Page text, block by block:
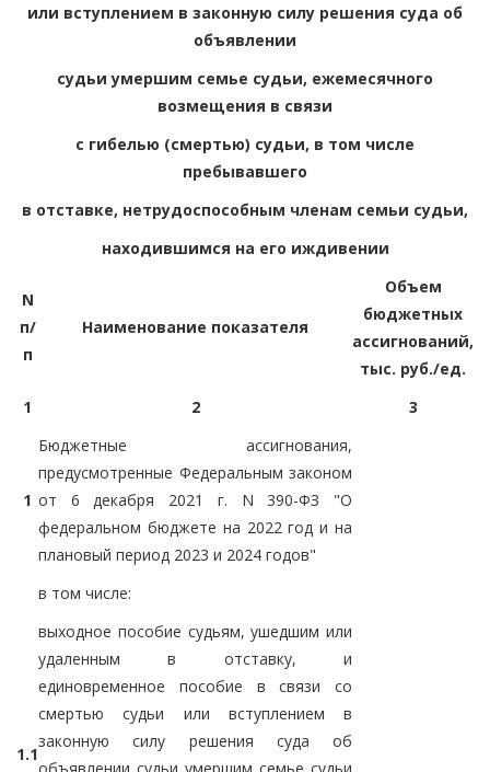
или вступлением в законную силу решения суда об
объявлении
судьи умершим семье судьи, ежемесячного
возмещения в связи
с гибелью (смертью) судьи, в том числе
пребывавшего
в отставке, нетрудоспособным членам семьи судьи,
находившимся на его иждивении
N
п/
п
Наименование показателя
Объем
бюджетных
ассигнований,
тыс. руб./ед.
1
2 3
1
Бюджетные ассигнования,
предусмотренные Федеральным законом
от 6 декабря 2021 г. N 390-ФЗ "О
федеральном бюджете на 2022 год и на
плановый период 2023 и 2024 годов"
в том числе:
1.1
выходное пособие судьям, ушедшим или
удаленным в отставку, и
единовременное пособие в связи со
смертью судьи или вступлением в
законную силу решения суда об